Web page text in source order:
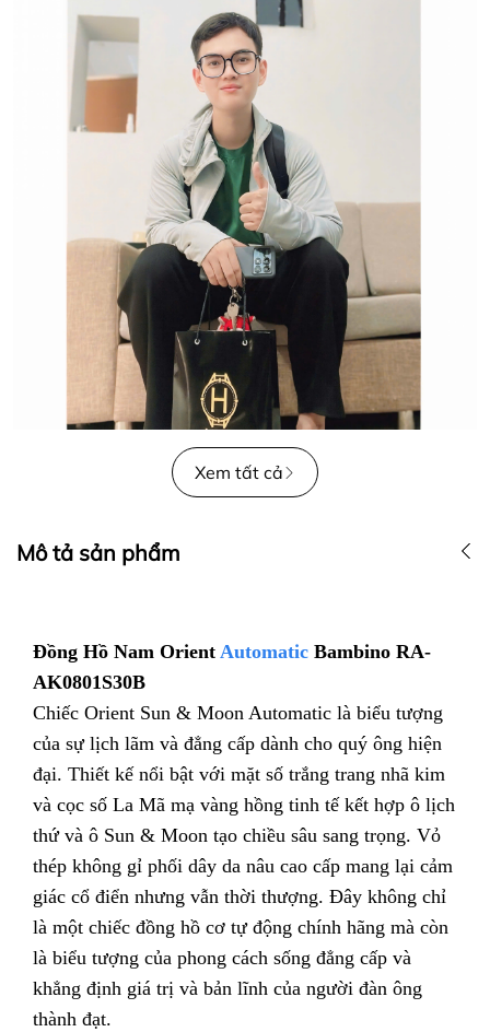
Xem tất cả
Mô tả sản phẩm
Đồng Hồ Nam Orient Automatic Bambino RA-
AK0801S30B
Chiếc Orient Sun & Moon Automatic là biểu tượng
của sự lịch lãm và đẳng cấp dành cho quý ông hiện
đại. Thiết kế nổi bật với mặt số trắng trang nhã kim
và cọc số La Mã mạ vàng hồng tinh tế kết hợp ô lịch
thứ và ô Sun & Moon tạo chiều sâu sang trọng. Vỏ
thép không gỉ phối dây da nâu cao cấp mang lại cảm
giác cổ điển nhưng vẫn thời thượng. Đây không chỉ
là một chiếc đồng hồ cơ tự động chính hãng mà còn
là biểu tượng của phong cách sống đẳng cấp và
khẳng định giá trị và bản lĩnh của người đàn ông
thành đạt.